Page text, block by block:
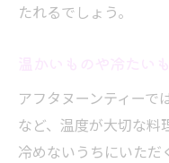
たれるでしょう。
アフタヌーンティーで
など、温度が大切な料
冷めないうちにいただ